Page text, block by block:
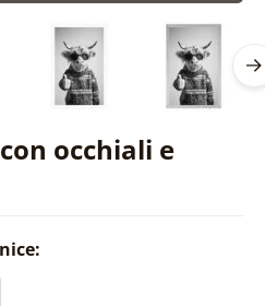
occhiali e